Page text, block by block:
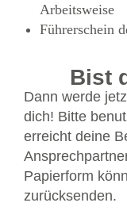
Arbeitsweise
Führerschein
Bist
Dann werde
dich! Bitte
erreicht deine
Papierform
zurücksenden.